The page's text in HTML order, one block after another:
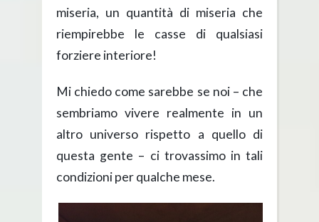
miseria, un quantità di miseria che
riempirebbe le casse di qualsiasi
forziere interiore!
Mi chiedo come sarebbe se noi – che
sembriamo vivere realmente in un
altro universo rispetto a quello di
questa gente – ci trovassimo in tali
condizioni per qualche mese.